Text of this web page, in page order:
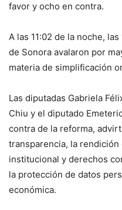
favor y ocho en contra.
A las 11:02 de la noche,
de Sonora avalaron por
materia de simplificación
Las diputadas Gabriela
Chiu y el diputado
contra de la reforma,
transparencia, la
institucional y derechos
la protección de datos
económica.